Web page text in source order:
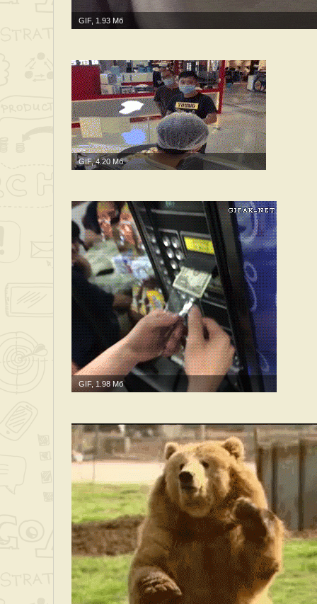
GIF, 1.93 Мб
GIF, 4.20 Мб
GIF, 1.98 Мб